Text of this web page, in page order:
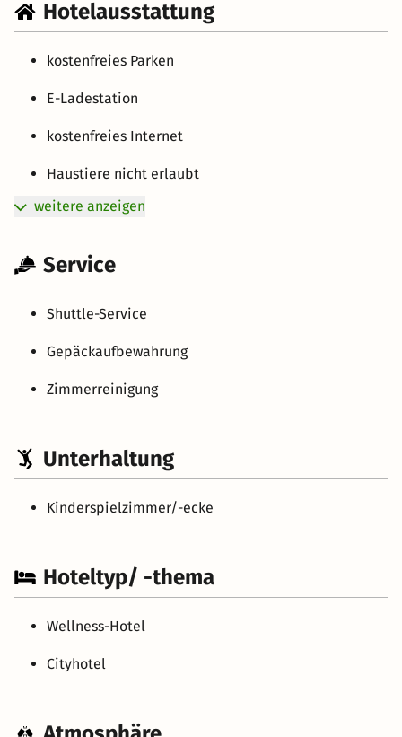
Hotelausstattung
kostenfreies Parken
E-Ladestation
kostenfreies Internet
Haustiere nicht erlaubt
weitere anzeigen
Service
Shuttle-Service
Gepäckaufbewahrung
Zimmerreinigung
Unterhaltung
Kinderspielzimmer/-ecke
Hoteltyp/ -thema
Wellness-Hotel
Cityhotel